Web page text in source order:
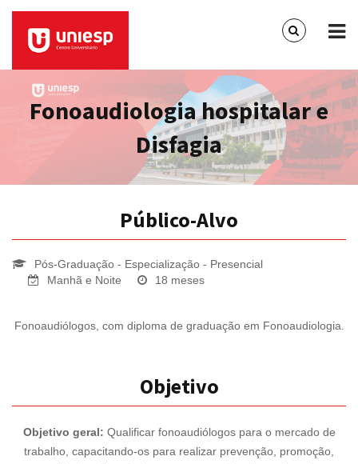
Fonoaudiologia hospitalar e
Disfagia
Público-Alvo
Pós-Graduação - Especialização - Presencial
Manhã e Noite
18 meses
Fonoaudiólogos, com diploma de graduação em Fonoaudiologia.
Objetivo
Objetivo geral: Qualificar fonoaudiólogos para o mercado de
trabalho, capacitando-os para realizar prevenção, promoção,